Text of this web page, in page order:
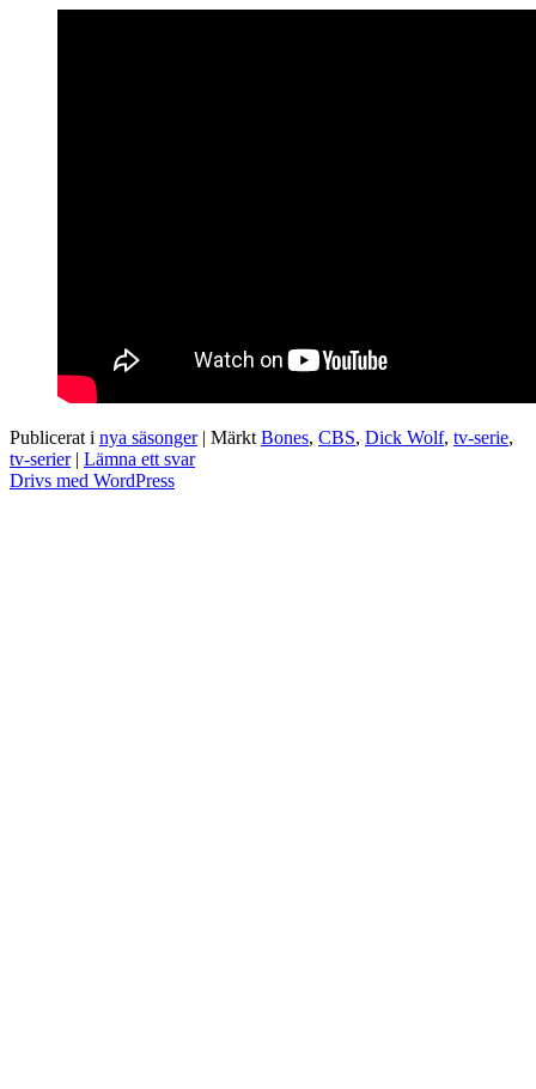
Publicerat i nya säsonger | Märkt Bones, CBS, Dick Wolf, tv-serie,
tv-serier | Lämna ett svar
Drivs med WordPress